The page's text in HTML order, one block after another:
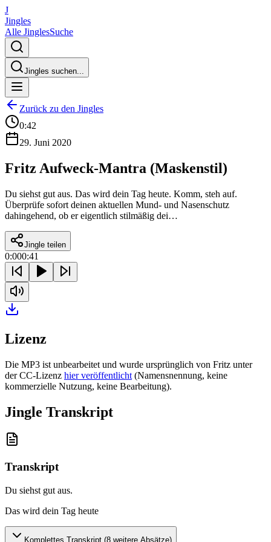
J
Jingles
Alle JinglesSuche
Jingles suchen...
Zurück zu den Jingles
0:42
29. Juni 2020
Fritz Aufweck-Mantra (Maskenstil)
Du siehst gut aus. Das wird dein Tag heute. Komm, steh auf.
Überprüfe sofort deinen aktuellen Mund- und Nasenschutz
dahingehend, ob er eigentlich stilmäßig dei…
Jingle teilen
0:000:41
Lizenz
Die MP3 ist unbearbeitet und wurde ursprünglich von Fritz unter
der CC-Lizenz hier veröffentlicht (Namensnennung, keine
kommerzielle Nutzung, keine Bearbeitung).
Jingle Transkript
Transkript
Du siehst gut aus.
Das wird dein Tag heute
Komplettes Transkript (8 weitere Absätze)